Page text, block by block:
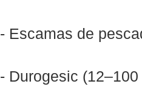
- Escamas de
- Durogesic (12–100